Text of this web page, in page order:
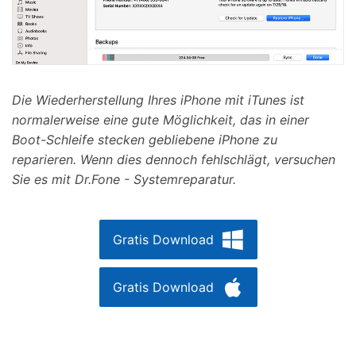
Die Wiederherstellung Ihres iPhone mit iTunes ist
normalerweise eine gute Möglichkeit, das in einer
Boot-Schleife stecken gebliebene iPhone zu
reparieren. Wenn dies dennoch fehlschlägt, versuchen
Sie es mit Dr.Fone - Systemreparatur.
Gratis Download
Gratis Download